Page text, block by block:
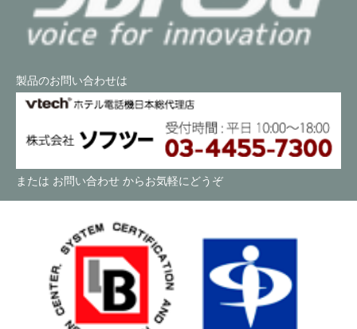
製品のお問い合わせは
または お問い合わせ からお気軽にどうぞ